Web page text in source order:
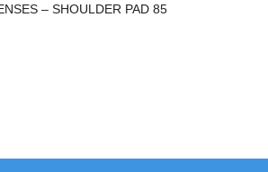
– SHOULDER PAD 85